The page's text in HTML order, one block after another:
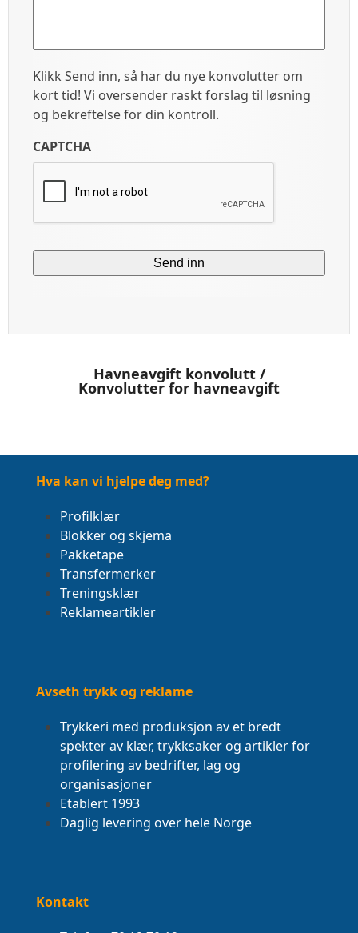
Klikk Send inn, så har du nye konvolutter om
kort tid! Vi oversender raskt forslag til løsning
og bekreftelse for din kontroll.
CAPTCHA
Havneavgift konvolutt /
Konvolutter for havneavgift
Hva kan vi hjelpe deg med?
Profilklær
Blokker og skjema
Pakketape
Transfermerker
Treningsklær
Reklameartikler
Avseth trykk og reklame
Trykkeri med produksjon av et bredt
spekter av klær, trykksaker og artikler for
profilering av bedrifter, lag og
organisasjoner
Etablert 1993
Daglig levering over hele Norge
Kontakt